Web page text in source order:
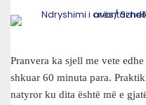
Pranvera ka sjell me vete
shkuar 60 minuta para.
natyror ku dita është më e